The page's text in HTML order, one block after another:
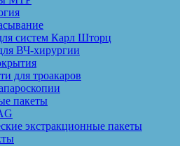
систем Карл Шторц
ВЧ-хирургии
для троакаров
пакеты
экстракционные пакеты